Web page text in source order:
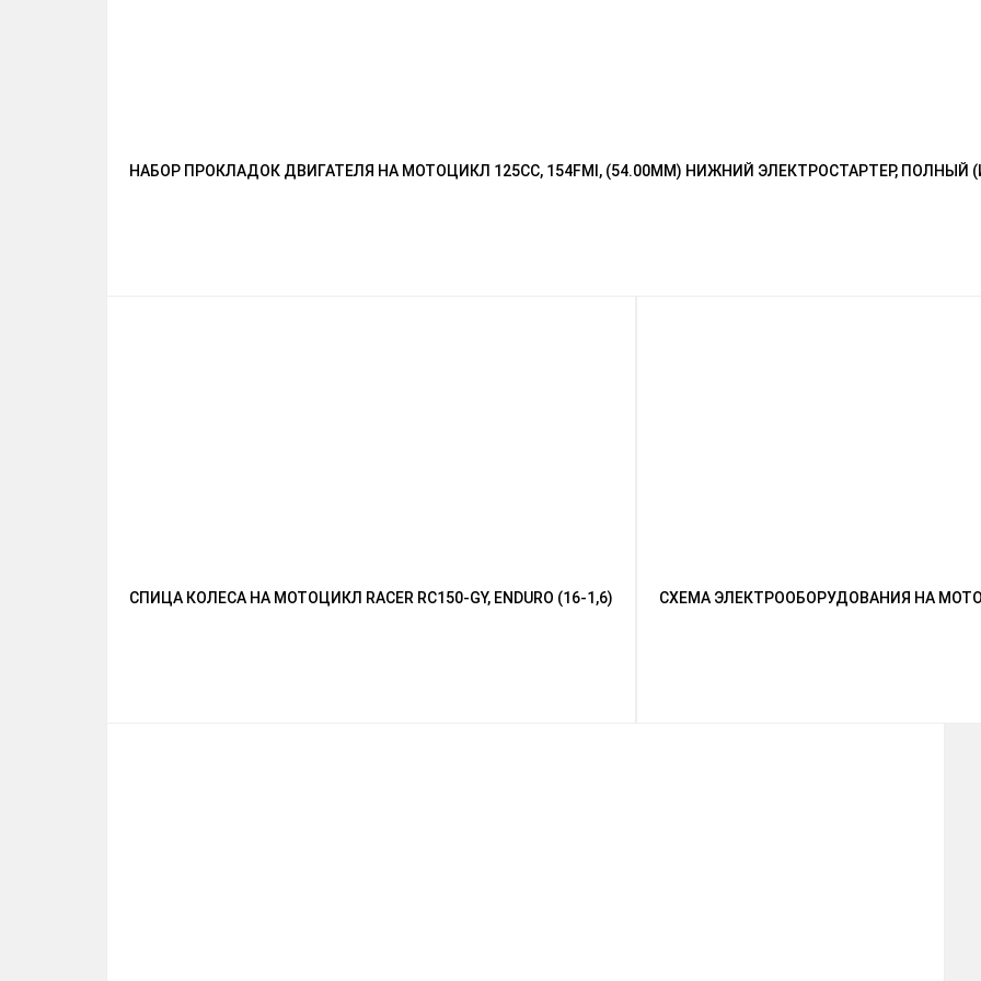
НАБОР ПРОКЛАДОК ДВИГАТЕЛЯ НА МОТОЦИКЛ 125CC, 154FMI, (54.00ММ) НИЖНИЙ ЭЛЕКТРОСТАРТЕР, ПОЛНЫЙ
СПИЦА КОЛЕСА НА МОТОЦИКЛ RACER RC150-GY, ENDURO (16-1,6) СХЕМА ЭЛЕКТРООБОРУДОВАНИЯ НА